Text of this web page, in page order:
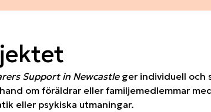
Support in Newcastleger individuell och
om föräldrar eller familjemedlemmar
eller psykiska utmaningar.